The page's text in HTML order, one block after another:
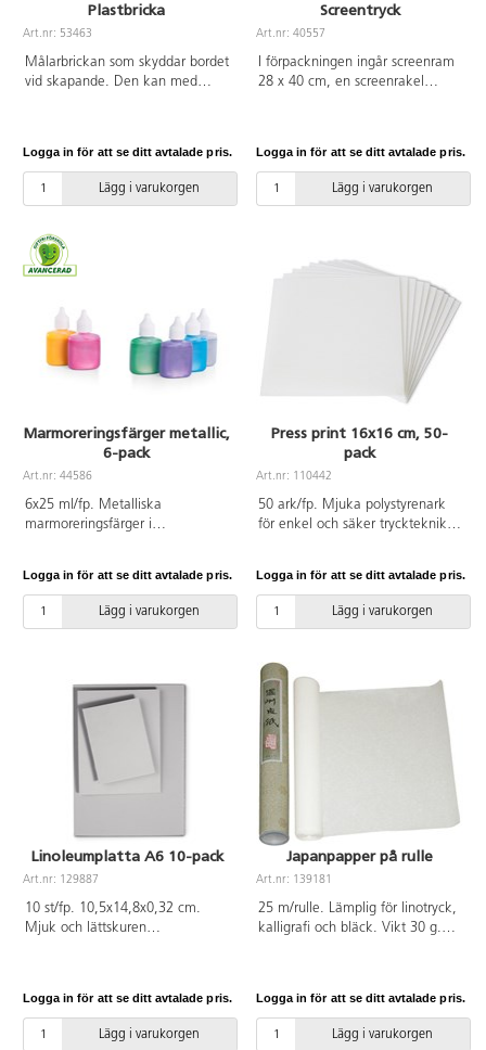
Plastbricka
Art.nr: 53463
Målarbrickan som skyddar bordet
vid skapande. Den kan med
experiment i kemi. Tål svaga
syror, alkohol, flertalet
lösningsmedel och
polystyrenplast.
Logga in för att se ditt avtalade pris.
Lägg i varukorgen
Screentryck
Art.nr: 40557
I förpackningen ingår screenram
28 x 40 cm, en screenrakel
31 cm. Skär ut motivet i ett
schablonpapper, placera
schablonen på tyg eller papper,
medföljer. Du rengör alla verktyg
med vatten.
Logga in för att se ditt avtalade pris.
Lägg i varukorgen
Marmoreringsfärger metallic,
6-pack
Art.nr: 44586
6x25 ml/fp. Metalliska
marmoreringsfärger i
en vattenyta och formas till
mönster med sticka eller annat
redskap innan marmorering.
börja med mörkare färger i
badet. Enkel handledning
medföljer. PVC-fri. Från 3 år.
Logga in för att se ditt avtalade pris.
Lägg i varukorgen
Press print 16x16 cm, 50-
pack
Art.nr: 110442
50 ark/fp. Mjuka polystyrenark
för enkel och säker tryckteknik.
alla åldrar. Rista eller tryck
mönster och strukturer med hjälp
av hårda objekt eller mönstrade
eller klippa ut mönster för tryck.
Ett ark mäter 16,5x16, 5 cm,
tjocklek 3 mm. Från 3 år.
Logga in för att se ditt avtalade pris.
Lägg i varukorgen
Linoleumplatta A6 10-pack
Art.nr: 129887
10 st/fp. 10,5x14,8x0,32 cm.
Mjuk och lättskuren
Logga in för att se ditt avtalade pris.
Lägg i varukorgen
Japanpapper på rulle
Art.nr: 139181
25 m/rulle. Lämplig för linotryck,
kalligrafi och bläck. Vikt 30 g.
Logga in för att se ditt avtalade pris.
Lägg i varukorgen